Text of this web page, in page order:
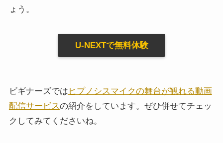
ょう。
U-NEXTで無料体験
ビギナーズでは ヒプノシスマイクの舞台が観れる動画
配信サービスの紹介をしています。ぜひ併せてチェッ
クしてみてくださいね。